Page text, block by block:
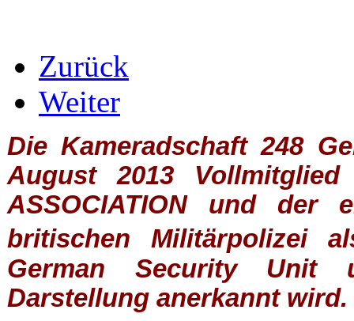
Zurück
Weiter
Die Kameradschaft 248
August 2013
ASSOCIATIONund der
britischen
Militärpolizei
German Security Unit
Darstellung anerkannt wird.